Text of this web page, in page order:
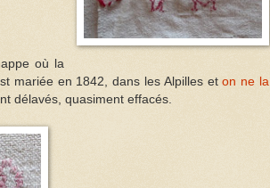
où la
mariée en 1842, dans les Alpilles eton ne la
délavés, quasiment effacés.